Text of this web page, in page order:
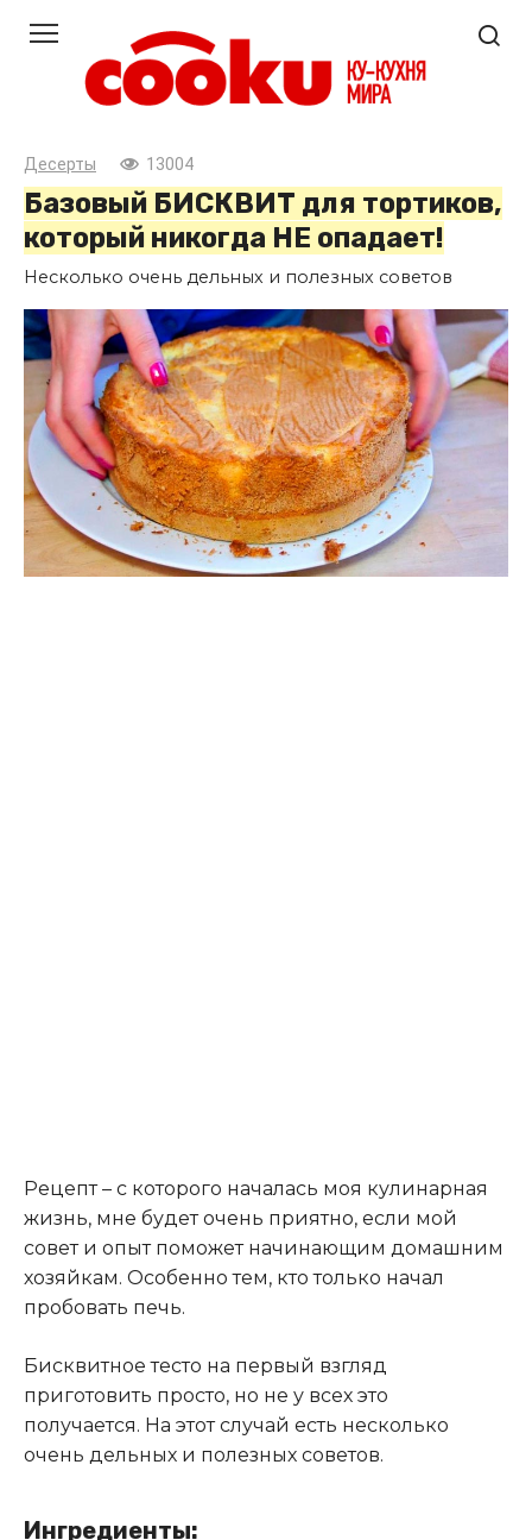
контенту
Десерты 13004
Базовый БИСКВИТ для тортиков,
который никогда НЕ опадает!
Несколько очень дельных и полезных советов
Рецепт – с которого началась моя кулинарная
жизнь, мне будет очень приятно, если мой
совет и опыт поможет начинающим домашним
хозяйкам. Особенно тем, кто только начал
пробовать печь.
Бисквитное тесто на первый взгляд
приготовить просто, но не у всех это
получается. На этот случай есть несколько
очень дельных и полезных советов.
Ингредиенты: